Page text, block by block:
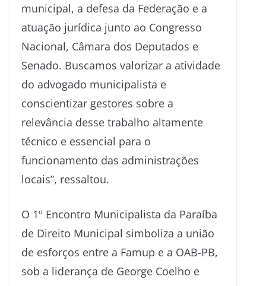
municipal, a defesa da Federação e a
atuação jurídica junto ao Congresso
Nacional, Câmara dos Deputados e
Senado. Buscamos valorizar a atividade
do advogado municipalista e
conscientizar gestores sobre a
relevância desse trabalho altamente
técnico e essencial para o
funcionamento das administrações
locais”, ressaltou.
O 1º Encontro Municipalista da Paraíba
de Direito Municipal simboliza a união
de esforços entre a Famup e a OAB-PB,
sob a liderança de George Coelho e